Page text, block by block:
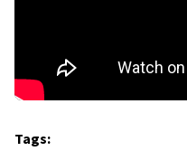
Tags: